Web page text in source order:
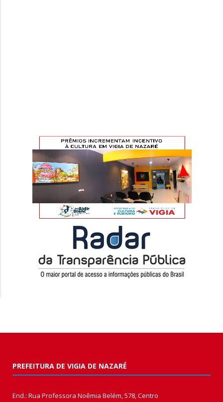
PREFEITURA DE VIGIA DE NAZARÉ
End.: Rua Professora Noêmia Belém, 578, Centro